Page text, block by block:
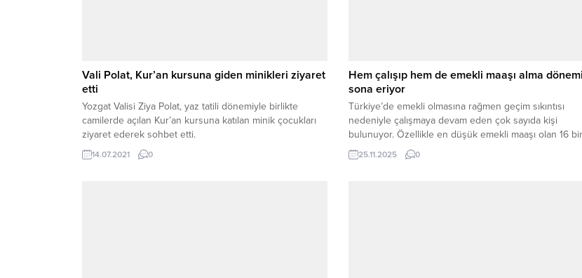
Vali Polat, Kur’an kursuna giden minikleri ziyaret
etti
Yozgat Valisi Ziya Polat, yaz tatili dönemiyle birlikte
camilerde açılan Kur’an kursuna katılan minik çocukları
ziyaret ederek sohbet etti.
14.07.2021 0
Hem çalışıp hem de emekli maaşı alma dönemi
sona eriyor
Türkiye’de emekli olmasına rağmen geçim sıkıntısı
nedeniyle çalışmaya devam eden çok sayıda kişi
bulunuyor. Özellikle en düşük emekli maaşı olan 16
881 TL ile geçimini sağlamaya çalışanlar, hem emekli
maaşı hem de çalışan maaşı alarak yaşamını
25.11.2025 0